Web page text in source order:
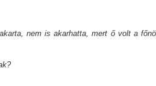
nem is akarhatta, mert ő volt a